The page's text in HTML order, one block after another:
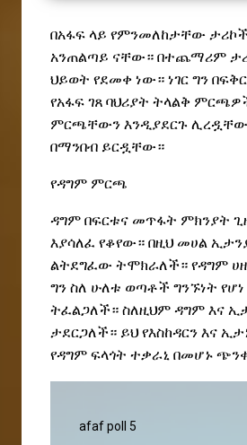
በአፋፍ ላይ የምንመለከታቸው
አንጠልጣይ ናቸው። በተጨማሪም
ህይወት የደመቀ ነው። ነገር ግን
የአፋፍ ገጸ ባህሪያት ትላልቅ
ምርጫቸውን እንዲያደርጉ ሊረዷቸው
በማንበብ ይርዷቸው።
የዳግም ምርጫ
ዳግም በፍርቱና መጥፋት ምክንያት
እያሳለፈ የቆየው። በዚህ መሀል
ልትደግፈው ትሞክራለች። የዳግም
ግን ስለ ሁለቱ ወጣቶች ግንኙነት የሆነ
ትፈልጋለች። ስለዚህም ዳግም እና
ታደርጋለች። ይህ የእስከዳርን እና
የዳግም ፍላጎት ተቃራኒ በመሆኑ
afaf poll 5